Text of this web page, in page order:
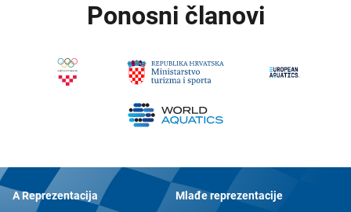
Ponosni članovi
A Reprezentacija Mlađe reprezentacije